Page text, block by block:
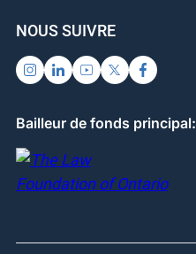
NOUS SUIVRE
Bailleur de fonds principal: